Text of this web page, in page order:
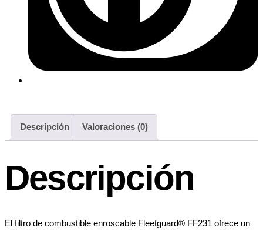
Descripción Valoraciones (0)
Descripción
El filtro de combustible enroscable Fleetguard® FF231 ofrece un